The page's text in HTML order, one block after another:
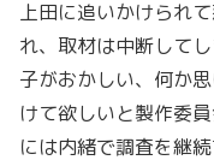
上田に追いかけられ
れ、取材は中断して
子がおかしい、何か
けて欲しいと製作委
には内緒で調査を継